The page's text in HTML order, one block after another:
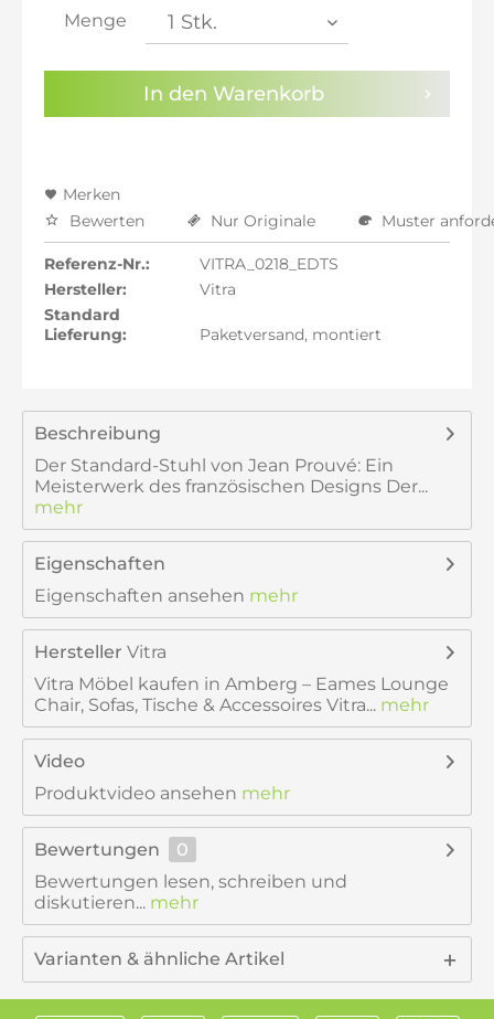
Sie haben dieDatenschutzbestimmungen
Kenntnis genommen.
Menge
In den Warenkorb
Merken
Bewerten
Nur Originale Muster
Referenz-Nr.:
VITRA_0218_EDTS
Hersteller:
Vitra
Standard
Lieferung:
Paketversand, montiert
Beschreibung
Der Standard-Stuhl von Jean Prouvé: Ein
Meisterwerk des französischen Designs Der...
mehr
Eigenschaften
Eigenschaften ansehen mehr
Hersteller Vitra
Vitra Möbel kaufen in Amberg – Eames Lounge
Chair, Sofas, Tische & Accessoires Vitra... mehr
Video
Produktvideo ansehen mehr
Bewertungen
0
Bewertungen lesen, schreiben und
diskutieren... mehr
Varianten & ähnliche Artikel